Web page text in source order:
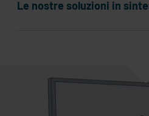
Le nostre soluzioni in